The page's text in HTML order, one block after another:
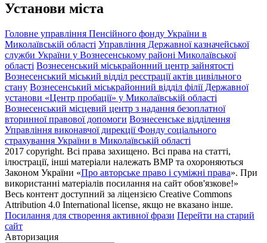
Установи міста
Головне управління Пенсійного фонду України в
Миколаївській області Управління Державної казначейської
служби України у Вознесенському районі Миколаївської
області Вознесенський міськрайонний центр зайнятості
Вознесенський міський відділ реєстрації актів цивільного
стану Вознесенський міськрайонний відділ філії Державної
установи «Центр пробації» у Миколаївській області
Вознесенський місцевий центр з надання безоплатної
вторинної правової допомоги Вознесенське відділення
Управління виконавчої дирекції Фонду соціального
страхування України в Миколаївській області
2017 copyright. Всі права захищено. Всі права на статті,
ілюстрації, інші матеріали належать ВМР та охороняються
Законом України «Про авторське право і суміжні права». При
використанні матеріалів посилання на сайт обов'язкове!»
Весь контент доступний за ліцензією Creative Commons
Attribution 4.0 International license, якщо не вказано інше.
Посилання для створення активної фрази Перейти на старий
сайт
Авторизация